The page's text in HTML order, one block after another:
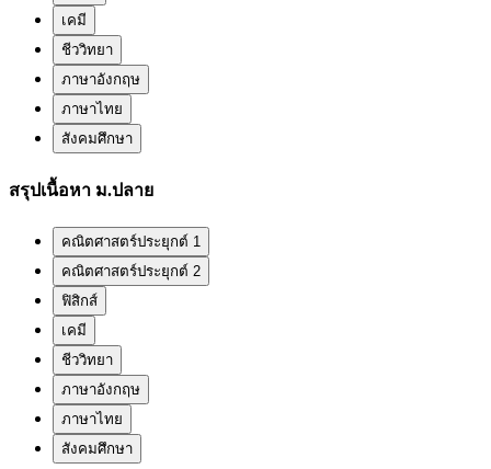
เคมี
ชีววิทยา
ภาษาอังกฤษ
ภาษาไทย
สังคมศึกษา
สรุปเนื้อหา ม.ปลาย
คณิตศาสตร์ประยุกต์ 1
คณิตศาสตร์ประยุกต์ 2
ฟิสิกส์
เคมี
ชีววิทยา
ภาษาอังกฤษ
ภาษาไทย
สังคมศึกษา